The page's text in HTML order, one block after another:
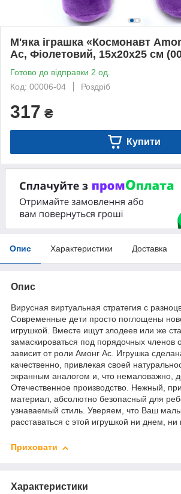
М'яка іграшка «Космонавт
Ас, Фіолетовий, 15х20х25 см
Готово до відправки 2 од.
Код: 00006-04
Роздріб
317 ₴
Купити
Опис Характеристики Доставка
Опис
Вирусная виртуальная стратегия с
Современные дети просто поглощены
игрушкой. Вместе ищут злодеев или же
замаскироваться под порядочных членов
зависит от роли Амонг Ас. Игрушка
качественно, привлекая своей
экранным аналогом и, что немаловажно,
Отечественное производство. Нежный,
материал, абсолютно безопасный для
узнаваемый стиль. Уверяем, что Ваш
расставаться с этой игрушкой ни днем, ни
Приховати
Характеристики